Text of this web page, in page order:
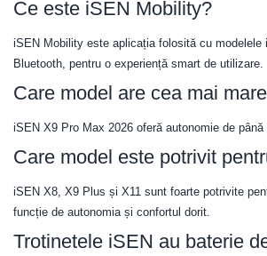
Ce este iSEN Mobility?
iSEN Mobility este aplicația folosită cu modelele
Bluetooth, pentru o experiență smart de utilizare.
Care model are cea mai
iSEN X9 Pro Max 2026 oferă autonomie de până
Care model este potrivit
iSEN X8, X9 Plus și X11 sunt foarte potrivite
funcție de autonomia și confortul dorit.
Trotinetele iSEN au baterie